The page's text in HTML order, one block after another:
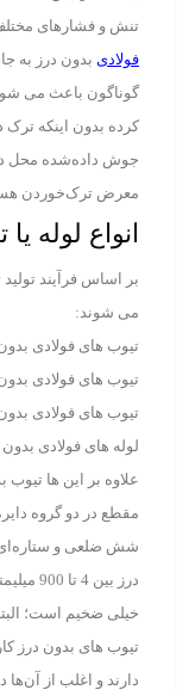
تنش و فشارهای مختلف
فولادی بدون درز به
گوناگون باعث می
کرده بدون اینکه ترک
جوش داده‌شده محل
معرض ترک‌خوردن
انواع لوله
بر اساس فرآیند
می شوند:
تیوب های فولادی
تیوب های فولادی
تیوب های فولادی
لوله ‌های فولادی
مقطع در دو گروه
شش ضلعی و ستاره‌ای
درز
خیلی ضخیم است؛
تیوب های بدون درز
دارند و اغلب از